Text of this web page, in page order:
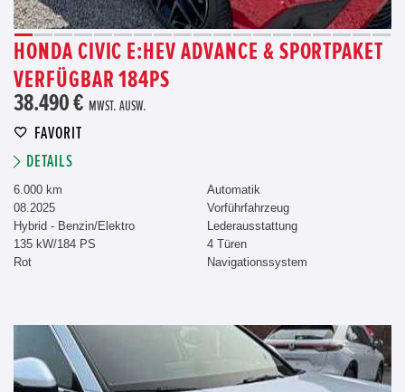
HONDA CIVIC E:HEV ADVANCE & SPORTPAKET
VERFÜGBAR 184PS
38.490 € MWST. AUSW.
FAVORIT
DETAILS
6.000 km
08.2025
Hybrid - Benzin/Elektro
135 kW/184 PS
Rot
Automatik
Vorführfahrzeug
Lederausstattung
4 Türen
Navigationssystem